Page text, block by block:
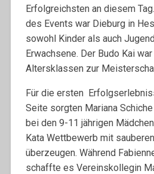
Erfolgreichsten an diesem
des Events war Dieburg in
sowohl Kinder als auch
Erwachsene. Der Budo Kai
Altersklassen zur
Für die ersten
Seite sorgten Mariana
bei den 9-11 jährigen
Kata Wettbewerb mit
überzeugen. Während
schaffte es Vereinskollegin